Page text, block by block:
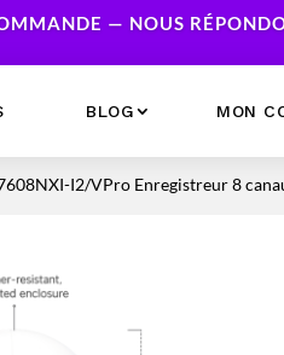
— NOUS
BLOG MON
I2/VPro Enregistreur 8
Imprimantes